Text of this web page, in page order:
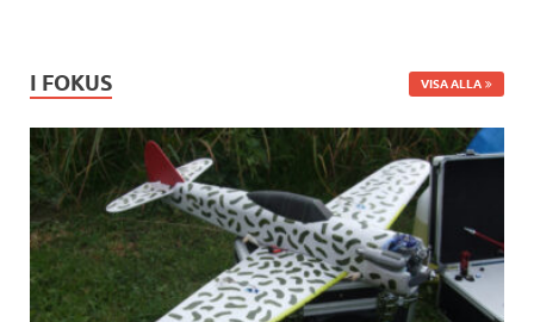
I FOKUS VISA ALLA